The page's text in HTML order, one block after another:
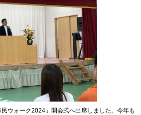
ウォーク2024」開会式へ出席しました。今年も